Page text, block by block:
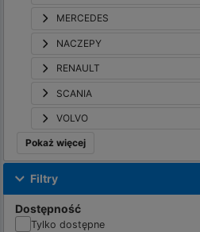
MERCEDES
NACZEPY
RENAULT
SCANIA
VOLVO
Pokaż więcej
Filtry
Dostępność
Tylko dostępne